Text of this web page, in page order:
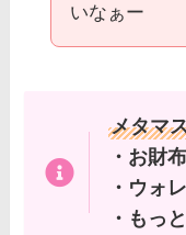
いなぁー
メタマ
・お財
・ウォ
・もっ